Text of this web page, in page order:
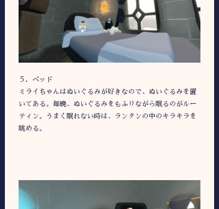
５．ベッド
ミライちゃんはぬいぐるみが好きなので、ぬいぐるみを置
いてある。毎晩、ぬいぐるみをもふりながら眠るのがルー
ティン。うまく眠れない時は、ランタンの中のキラキラを
眺める。